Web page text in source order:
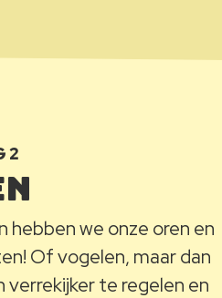
2
hebben we onze oren en
Of vogelen, maar dan
verrekijker te regelen en